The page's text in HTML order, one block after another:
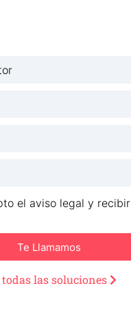
el aviso legal y recibir
Te Llamamos
las soluciones